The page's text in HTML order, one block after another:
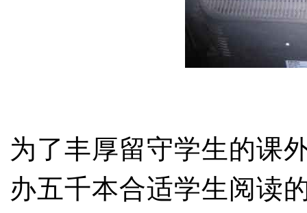
为了丰厚留守学生的课
办五千本合适学生阅读